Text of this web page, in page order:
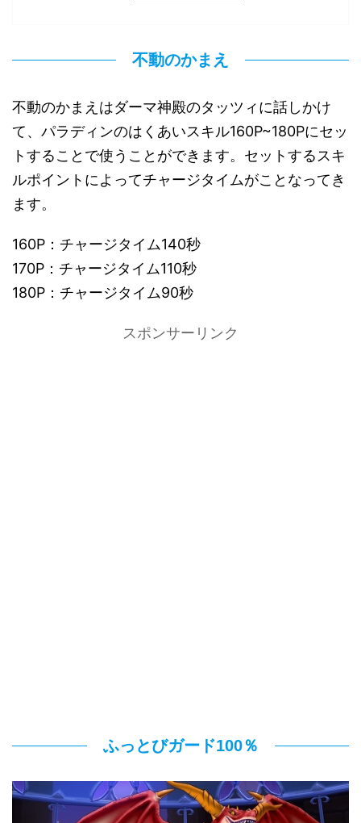
不動のかまえ
不動のかまえはダーマ神殿のタッツィに話しかけ
て、パラディンのはくあいスキル160P~180Pにセッ
トすることで使うことができます。セットするスキ
ルポイントによってチャージタイムがことなってき
ます。
160P：チャージタイム140秒
170P：チャージタイム110秒
180P：チャージタイム90秒
スポンサーリンク
ふっとびガード100％